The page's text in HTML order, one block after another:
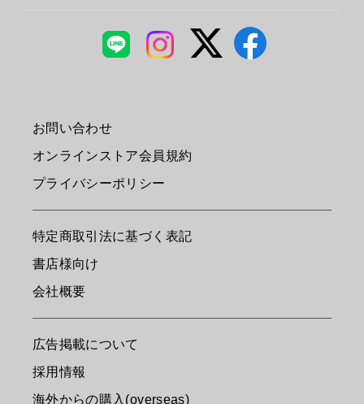
お問い合わせ
オンラインストア会員規約
プライバシーポリシー
特定商取引法に基づく表記
書店様向け
会社概要
広告掲載について
採用情報
海外からの購入(overseas)